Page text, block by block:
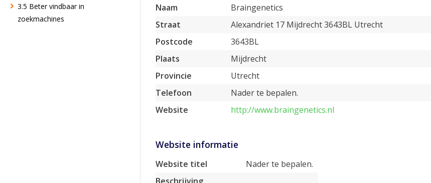
3.5 Beter vindbaar in
zoekmachines
Naam
Braingenetics
Straat
Alexandriet 17 Mijdrecht 3643BL Utrecht
Postcode
3643BL
Plaats
Mijdrecht
Provincie
Utrecht
Telefoon
Nader te bepalen.
Website
http://www.braingenetics.nl
Website informatie
Website titel
Nader te bepalen.